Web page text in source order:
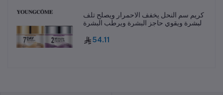
كريم سم النحل يخفف الاحمرار ويصلح تلف
البشرة ويقوي حاجز البشرة ويرطب البشرة
54.11